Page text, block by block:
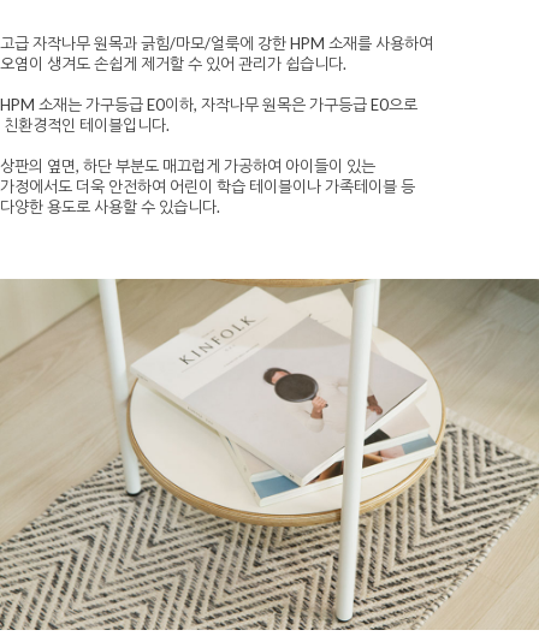
고급 자작나무 원목과 긁힘/마모/얼룩에 강한 HPM 소재를 사용하여
오염이 생겨도 손쉽게 제거할 수 있어 관리가 쉽습니다.
HPM 소재는 가구등급 E0이하, 자작나무 원목은 가구등급 E0으로
친환경적인 테이블입니다.
상판의 옆면, 하단 부분도 매끄럽게 가공하여 아이들이 있는
가정에서도 더욱 안전하여 어린이 학습 테이블이나 가족테이블 등
다양한 용도로 사용할 수 있습니다.